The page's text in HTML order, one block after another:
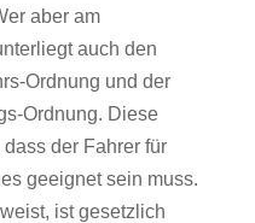
aber am
auch den
Ordnung und der
Ordnung. Diese
der Fahrer für
geeignet sein muss.
ist gesetzlich